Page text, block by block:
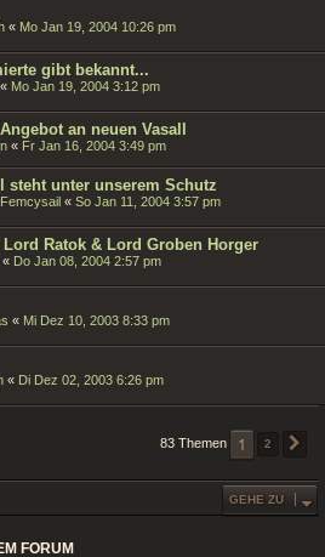
« Mo Jan 19, 2004 10:26 pm
gibt bekannt...
« Mo Jan 19, 2004 3:12 pm
an neuen Vasall
« Fr Jan 16, 2004 3:49 pm
steht unter unserem Schutz
« So Jan 11, 2004 3:57 pm
Ratok & Lord Groben Horger
« Do Jan 08, 2004 2:57 pm
« Mi Dez 10, 2003 8:33 pm
« Di Dez 02, 2003 6:26 pm
83 Themen 1 2
GEHE ZU
FORUM